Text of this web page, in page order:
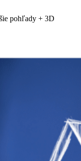
pohľady + 3D